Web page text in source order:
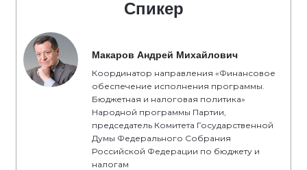
Спикер
Макаров Андрей Михайлович
Координатор направления «Финансовое
обеспечение исполнения программы.
Бюджетная и налоговая политика»
Народной программы Партии,
председатель Комитета Государственной
Думы Федерального Собрания
Российской Федерации по бюджету и
налогам